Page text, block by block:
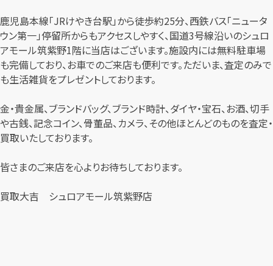
鹿児島本線「JRけやき台駅」から徒歩約25分、西鉄バス「ニュータ
ウン第一」停留所からもアクセスしやすく、国道3号線沿いのシュロ
アモール筑紫野1階に当店はございます。施設内には無料駐車場
も完備しており、お車でのご来店も便利です。ただいま、査定のみで
も生活雑貨をプレゼントしております。
金・貴金属、ブランドバッグ、ブランド時計、ダイヤ・宝石、お酒、切手
や古銭、記念コイン、骨董品、カメラ、その他ほとんどのものを査定・
買取いたしております。
皆さまのご来店を心よりお待ちしております。
買取大吉 シュロアモール筑紫野店